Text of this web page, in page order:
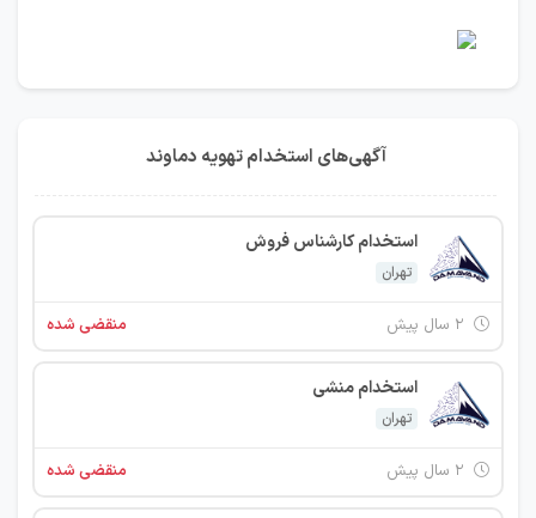
آگهی‌های استخدام تهویه دماوند
استخدام کارشناس فروش
تهران
منقضی شده
استخدام منشی
تهران
منقضی شده